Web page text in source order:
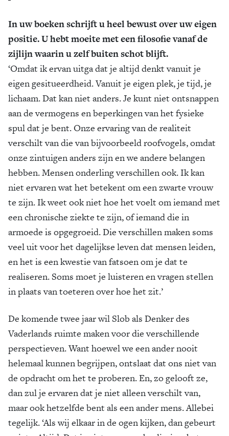
In uw boeken schrijft u heel bewust over uw eigen
positie. U hebt moeite met een filosofie vanaf de
zijlijn waarin u zelf buiten schot blijft.
‘Omdat ik ervan uitga dat je altijd denkt vanuit je
eigen gesitueerdheid. Vanuit je eigen plek, je tijd, je
lichaam. Dat kan niet anders. Je kunt niet ontsnappen
aan de vermogens en beperkingen van het fysieke
spul dat je bent. Onze ervaring van de realiteit
verschilt van die van bijvoorbeeld roofvogels, omdat
onze zintuigen anders zijn en we andere belangen
hebben. Mensen onderling verschillen ook. Ik kan
niet ervaren wat het betekent om een zwarte vrouw
te zijn. Ik weet ook niet hoe het voelt om iemand met
een chronische ziekte te zijn, of iemand die in
armoede is opgegroeid. Die verschillen maken soms
veel uit voor het dagelijkse leven dat mensen leiden,
en het is een kwestie van fatsoen om je dat te
realiseren. Soms moet je luisteren en vragen stellen
in plaats van toeteren over hoe het zit.’
De komende twee jaar wil Slob als Denker des
Vaderlands ruimte maken voor die verschillende
perspectieven. Want hoewel we een ander nooit
helemaal kunnen begrijpen, ontslaat dat ons niet van
de opdracht om het te proberen. En, zo gelooft ze,
dan zul je ervaren dat je niet alleen verschilt van,
maar ook hetzelfde bent als een ander mens. Allebei
tegelijk. ‘Als wij elkaar in de ogen kijken, dan gebeurt